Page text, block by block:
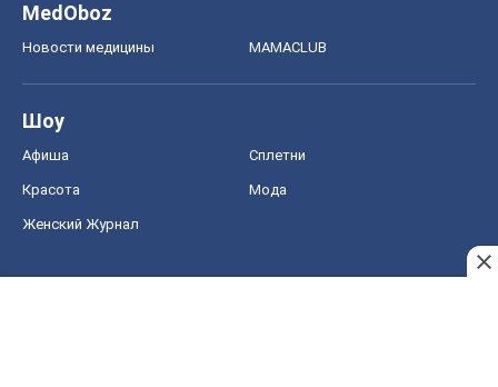
MedOboz
Новости медицины MAMACLUB
Шоу
Афиша Сплетни
Красота Мода
Женский Журнал